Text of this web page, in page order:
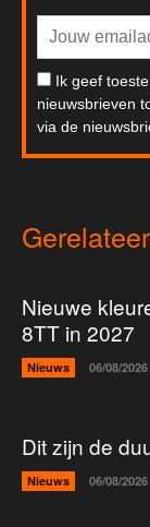
Ik geef
nieuwsbrieven
via de
Nieuwe
8TT in 2027
Nieuws 06/08/2026
Dit zijn de
Nieuws 06/08/2026